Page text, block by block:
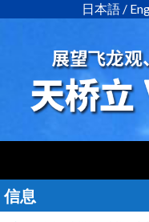
日本語/
跳
至
信息